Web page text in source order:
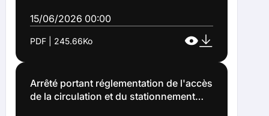
fêtes de Lens 2026 (Arrêté n°2026-
1131)
15/06/2026 00:00
PDF | 245.66Ko
Arrêté portant réglementation de l'accès
de la circulation et du stationnement